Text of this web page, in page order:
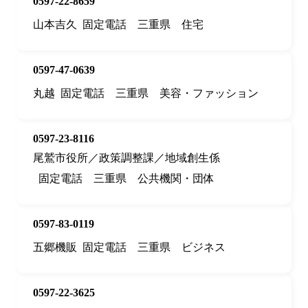
山本吉久
固定電話 三重県 住宅
0597-47-0639
丸越
固定電話 三重県 美容・ファッション
0597-23-8116
尾鷲市役所／政策調整課／地域創生係
固定電話
三重県 公共機関・団体
0597-83-0119
五郷機販
固定電話 三重県 ビジネス
0597-22-3625